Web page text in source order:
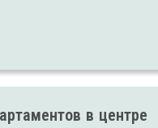
в центре